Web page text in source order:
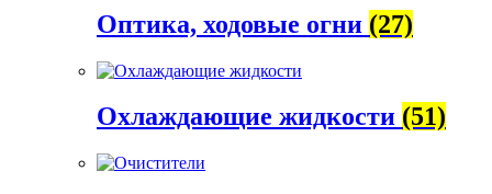
Оптика, ходовые огни (27)
Охлаждающие жидкости (51)